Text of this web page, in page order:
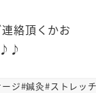
絡頂くかお
♪♪
ジ#鍼灸#ストレッ